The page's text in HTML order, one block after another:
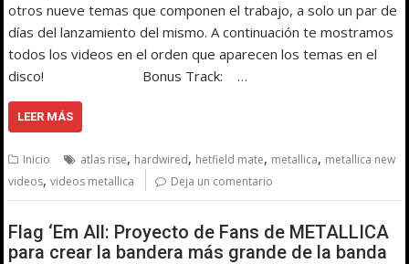
otros nueve temas que componen el trabajo, a solo un par de
días del lanzamiento del mismo. A continuación te mostramos
todos los videos en el orden que aparecen los temas en el
disco! Bonus Track: …
LEER MÁS
Inicio atlas rise, hardwired, hetfield mate, metallica, metallica new
videos,videos metallica Deja un comentario
Flag ‘Em All: Proyecto de Fans de METALLICA
para crear la bandera más grande de la banda